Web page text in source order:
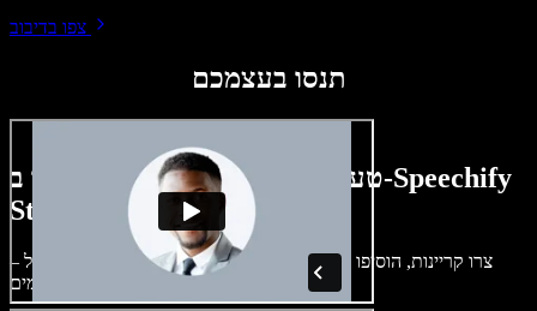
צפו בדיבוב
תנסו בעצמכם
טעימה קטנה ממה שתוכלו ליצור ב-Speechify
Studio.
צרו קריינות, הוסיפו תמונות ללא זכויות, אודיו, סרטונים ושיבוט קול –